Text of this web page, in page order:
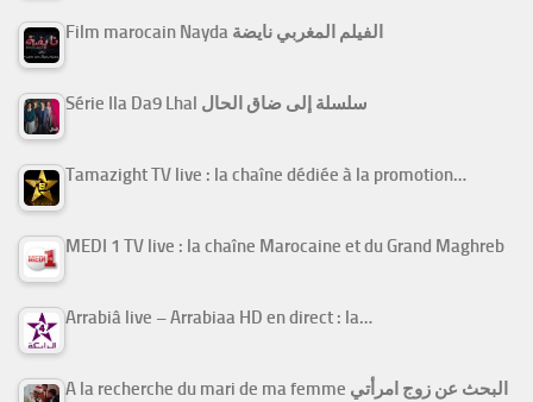
Film marocain Nayda الفيلم المغربي نايضة
Série Ila Da9 Lhal سلسلة إلى ضاق الحال
Tamazight TV live : la chaîne dédiée à la promotion…
MEDI 1 TV live : la chaîne Marocaine et du Grand Maghreb
Arrabiâ live – Arrabiaa HD en direct : la…
A la recherche du mari de ma femme البحث عن زوج امرأتي